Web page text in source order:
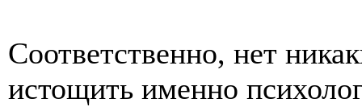
Соответственно, нет
истощить именно